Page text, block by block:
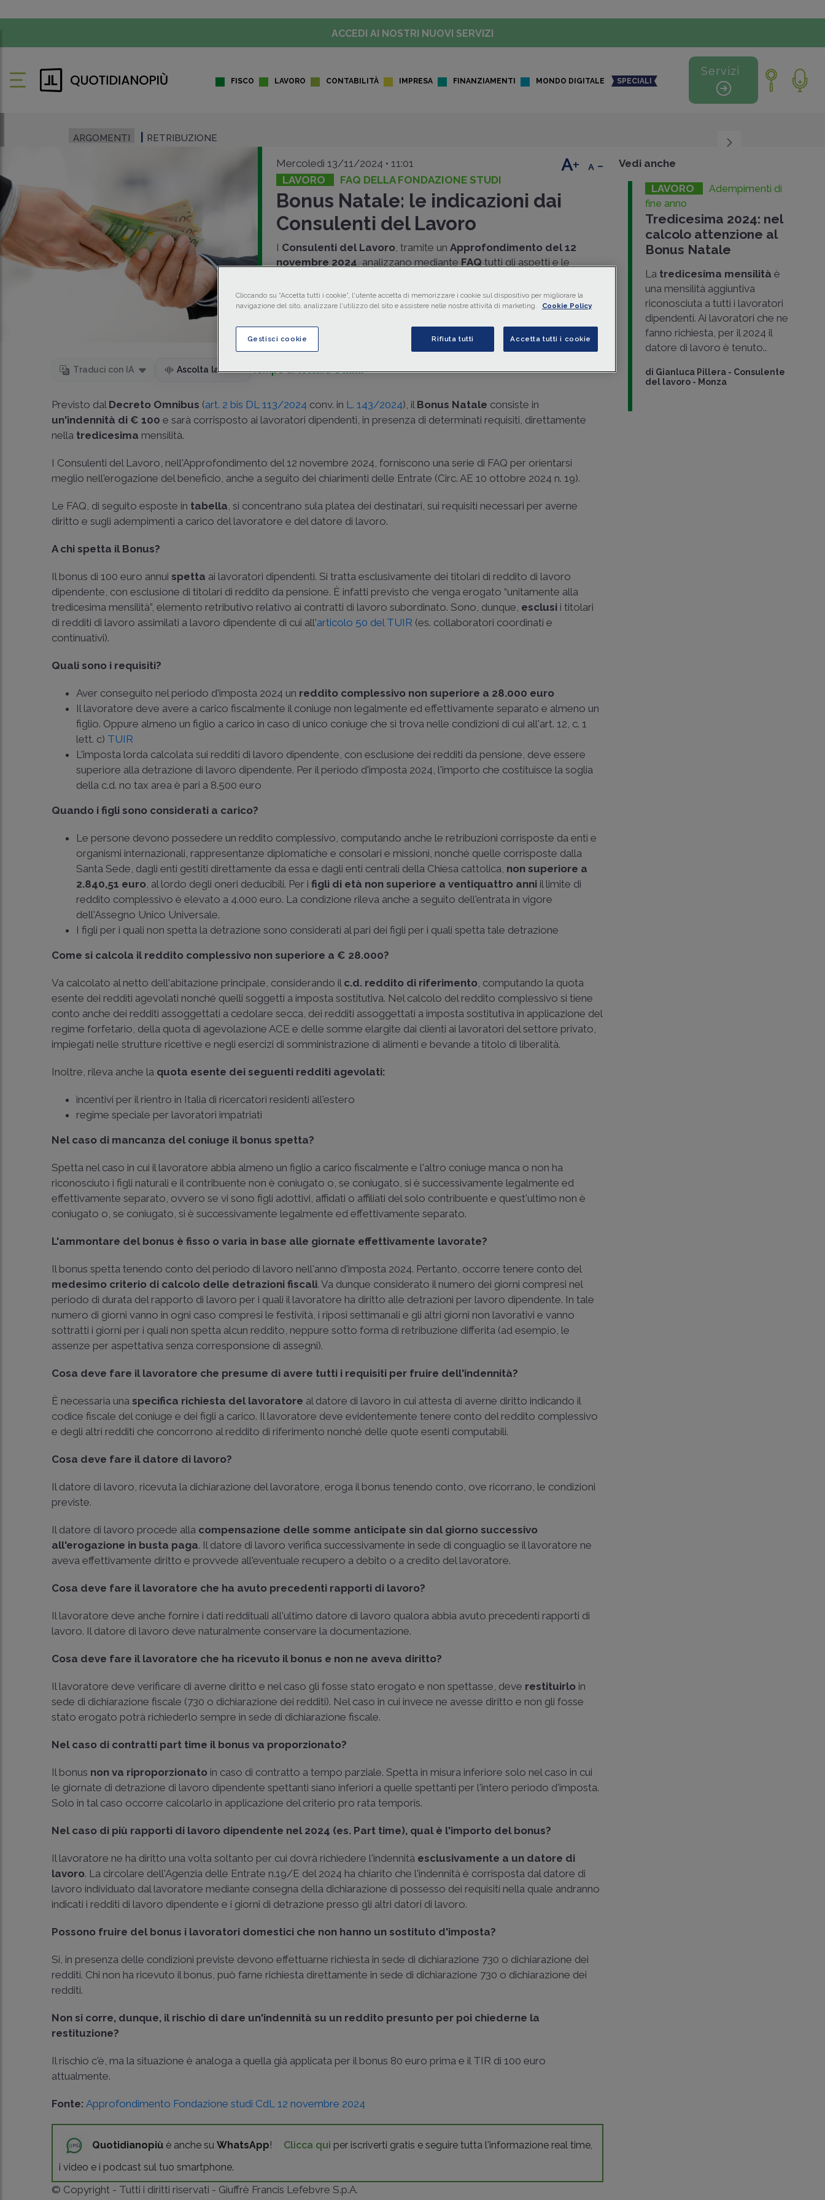
ACCEDI AI NOSTRI NUOVI SERVIZI
FISCO LAVORO CONTABILITÀ IMPRESA FINANZIAMENTI MONDO DIGITALE SPECIALI
Servizi
ARGOMENTI RETRIBUZIONE
Mercoledì 13/11/2024 • 11:01
LAVORO
FAQ DELLA FONDAZIONE STUDI
Bonus Natale: le indicazioni dai
Consulenti del Lavoro
I Consulenti del Lavoro, tramite unApprofondimento del 12
novembre 2024, analizzano mediante FAQ tutti gli aspetti e le
erogata a dicembread alcune categorie di lavoratori.
+ -
Traduci con IA Ascolta la news Tempo di lettura8 min.
Previsto dal Decreto Omnibus (art. 2 bis DL 113/2024 conv. in L. 143/2024), il Bonus Natale consiste in
un'indennità di € 100 e sarà corrisposto ai lavoratori dipendenti, in presenza di determinati requisiti, direttamente
nella tredicesima mensilità.
I Consulenti del Lavoro, nell'Approfondimento del 12 novembre 2024, forniscono una serie di FAQ per orientarsi
meglio nell'erogazione del beneficio, anche a seguito dei chiarimenti delle Entrate (Circ. AE 10 ottobre 2024 n. 19).
Le FAQ, di seguito esposte in tabella, si concentrano sula platea dei destinatari, sui requisiti necessari per averne
diritto e sugli adempimenti a carico del lavoratore e del datore di lavoro.
A chi spetta il Bonus?
Il bonus di 100 euro annui spetta ai lavoratori dipendenti. Si tratta esclusivamente dei titolari di reddito di lavoro
dipendente, con esclusione di titolari di reddito da pensione. È infatti previsto che venga erogato “unitamente alla
tredicesima mensilità”, elemento retributivo relativo ai contratti di lavoro subordinato. Sono, dunque, esclusi i titolari
di redditi di lavoro assimilati a lavoro dipendente di cui all'articolo 50 del TUIR (es. collaboratori coordinati e
continuativi).
Quali sono i requisiti?
Aver conseguito nel periodo d'imposta 2024 un reddito complessivo non superiore a 28.000 euro
Il lavoratore deve avere a carico fiscalmente il coniuge non legalmente ed effettivamente separato e almeno un
figlio. Oppure almeno un figlio a carico in caso di unico coniuge che si trova nelle condizioni di cui all'art. 12, c. 1
lett. c) TUIR
L'imposta lorda calcolata sui redditi di lavoro dipendente, con esclusione dei redditi da pensione, deve essere
superiore alla detrazione di lavoro dipendente. Per il periodo d'imposta 2024, l'importo che costituisce la soglia
della c.d. no tax area è pari a 8.500 euro
Quando i figli sono considerati a carico?
Le persone devono possedere un reddito complessivo, computando anche le retribuzioni corrisposte da enti e
organismi internazionali, rappresentanze diplomatiche e consolari e missioni, nonché quelle corrisposte dalla
Santa Sede, dagli enti gestiti direttamente da essa e dagli enti centrali della Chiesa cattolica, non superiore a
2.840,51 euro, al lordo degli oneri deducibili. Per ifigli di età non superiore a ventiquattro anni il limite di
reddito complessivo è elevato a 4.000 euro. La condizione rileva anche a seguito dell'entrata in vigore
dell'Assegno Unico Universale.
I figli per i quali non spetta la detrazione sono considerati al pari dei figli per i quali spetta tale detrazione
Come si calcola il reddito complessivo non superiore a € 28.000?
Va calcolato al netto dell'abitazione principale, considerando il c.d. reddito di riferimento, computando la quota
esente dei redditi agevolati nonché quelli soggetti a imposta sostitutiva. Nel calcolo del reddito complessivo si tiene
conto anche dei redditi assoggettati a cedolare secca, dei redditi assoggettati a imposta sostitutiva in applicazione del
regime forfetario, della quota di agevolazione ACE e delle somme elargite dai clienti ai lavoratori del settore privato,
impiegati nelle strutture ricettive e negli esercizi di somministrazione di alimenti e bevande a titolo di liberalità.
Inoltre, rileva anche la quota esente dei seguenti redditi agevolati:
incentivi per il rientro in Italia di ricercatori residenti all'estero
regime speciale per lavoratori impatriati
Nel caso di mancanza del coniuge il bonus spetta?
Spetta nel caso in cui il lavoratore abbia almeno un figlio a carico fiscalmente e l'altro coniuge manca o non ha
riconosciuto i figli naturali e il contribuente non è coniugato o, se coniugato, si è successivamente legalmente ed
effettivamente separato, ovvero se vi sono figli adottivi, affidati o affiliati del solo contribuente e quest'ultimo non è
coniugato o, se coniugato, si è successivamente legalmente ed effettivamente separato.
L'ammontare del bonus è fisso o varia in base alle giornate effettivamente lavorate?
Il bonus spetta tenendo conto del periodo di lavoro nell'anno d'imposta 2024. Pertanto, occorre tenere conto del
medesimo criterio di calcolo delle detrazioni fiscali. Va dunque considerato il numero dei giorni compresi nel
periodo di durata del rapporto di lavoro per i quali il lavoratore ha diritto alle detrazioni per lavoro dipendente. In tale
numero di giorni vanno in ogni caso compresi le festività, i riposi settimanali e gli altri giorni non lavorativi e vanno
sottratti i giorni per i quali non spetta alcun reddito, neppure sotto forma di retribuzione differita (ad esempio, le
assenze per aspettativa senza corresponsione di assegni).
Cosa deve fare il lavoratore che presume di avere tutti i requisiti per fruire dell'indennità?
È necessaria una specifica richiesta del lavoratore al datore di lavoro in cui attesta di averne diritto indicando il
codice fiscale del coniuge e dei figli a carico. Il lavoratore deve evidentemente tenere conto del reddito complessivo
e degli altri redditi che concorrono al reddito di riferimento nonché delle quote esenti computabili.
Cosa deve fare il datore di lavoro?
Il datore di lavoro, ricevuta la dichiarazione del lavoratore, eroga il bonus tenendo conto, ove ricorrano, le condizioni
previste.
Il datore di lavoro procede alla compensazione delle somme anticipate sin dal giorno successivo
all'erogazione in busta paga. Il datore di lavoro verifica successivamente in sede di conguaglio se il lavoratore ne
aveva effettivamente diritto e provvede all'eventuale recupero a debito o a credito del lavoratore.
Cosa deve fare il lavoratore che ha avuto precedenti rapporti di lavoro?
Il lavoratore deve anche fornire i dati reddituali all'ultimo datore di lavoro qualora abbia avuto precedenti rapporti di
lavoro. Il datore di lavoro deve naturalmente conservare la documentazione.
Cosa deve fare il lavoratore che ha ricevuto il bonus e non ne aveva diritto?
Il lavoratore deve verificare di averne diritto e nel caso gli fosse stato erogato e non spettasse, deve restituirlo in
sede di dichiarazione fiscale (730 o dichiarazione dei redditi). Nel caso in cui invece ne avesse diritto e non gli fosse
stato erogato potrà richiederlo sempre in sede di dichiarazione fiscale.
Nel caso di contratti part time il bonus va proporzionato?
Il bonus non va riproporzionato in caso di contratto a tempo parziale. Spetta in misura inferiore solo nel caso in cui
le giornate di detrazione di lavoro dipendente spettanti siano inferiori a quelle spettanti per l'intero periodo d'imposta.
Solo in tal caso occorre calcolarlo in applicazione del criterio pro rata temporis.
Nel caso di più rapporti di lavoro dipendente nel 2024 (es. Part time), qual è l'importo del bonus?
Il lavoratore ne ha diritto una volta soltanto per cui dovrà richiedere l'indennità esclusivamente a un datore di
lavoro. La circolare dell'Agenzia delle Entrate n.19/E del 2024 ha chiarito che l'indennità è corrisposta dal datore di
lavoro individuato dal lavoratore mediante consegna della dichiarazione di possesso dei requisiti nella quale andranno
indicati i redditi di lavoro dipendente e i giorni di detrazione presso gli altri datori di lavoro.
Possono fruire del bonus i lavoratori domestici che non hanno un sostituto d'imposta?
Si, in presenza delle condizioni previste devono effettuarne richiesta in sede di dichiarazione 730 o dichiarazione dei
redditi. Chi non ha ricevuto il bonus, può farne richiesta direttamente in sede di dichiarazione 730 o dichiarazione dei
redditi.
Non si corre, dunque, il rischio di dare un'indennità su un reddito presunto per poi chiederne la
restituzione?
Il rischio c'è, ma la situazione è analoga a quella già applicata per il bonus 80 euro prima e il TIR di 100 euro
attualmente.
Fonte: Approfondimento Fondazione studi CdL 12 novembre 2024
Quotidianopiù è anche suWhatsApp! Clicca qui per iscriverti gratis e seguire tutta l'informazione real time,
i video e i podcast sul tuo smartphone.
© Copyright - Tutti i diritti riservati - Giuffrè Francis Lefebvre S.p.A.
Vedi anche
LAVORO
Adempimenti di
fine anno
Tredicesima 2024: nel
calcolo attenzione al
Bonus Natale
La tredicesima mensilità è
una mensilità aggiuntiva
riconosciuta a tutti i lavoratori
dipendenti. Ai lavoratori che ne
fanno richiesta, per il 2024 il
datore di lavoro è tenuto..
di Gianluca Pillera - Consulente
del lavoro - Monza
Cliccando su “Accetta tutti i cookie”, l'utente accetta di memorizzare i cookie sul dispositivo per migliorare la
navigazione del sito, analizzare l'utilizzo del sito e assistere nelle nostre attività di marketing.
Cookie Policy
Gestisci cookie Rifiuta tutti Accetta tutti i cookie